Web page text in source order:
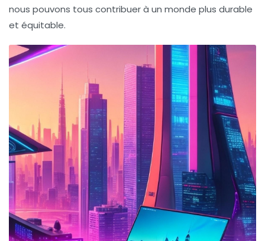
nous pouvons tous contribuer à un monde plus durable
et équitable.